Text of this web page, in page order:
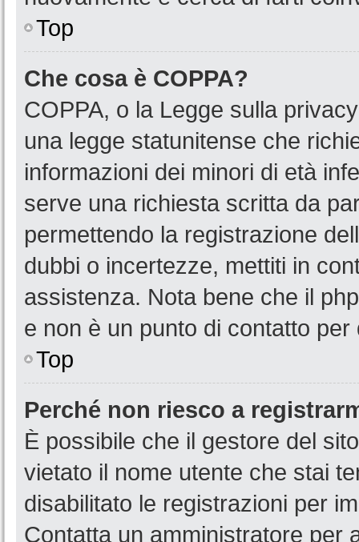
Top
Che cosa è COPPA?
COPPA, o la Legge sulla
una legge statunitense che
informazioni dei minori di età
serve una richiesta scritta da
permettendo la registrazione
dubbi o incertezze, mettiti in
assistenza. Nota bene che il
e non è un punto di contatto
Top
Perché non riesco a
È possibile che il gestore del
vietato il nome utente che stai
disabilitato le registrazioni per
Contatta un amministratore per